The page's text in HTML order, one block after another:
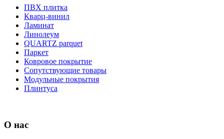
ПВХ плитка
Кварц-винил
Ламинат
Линолеум
QUARTZ parquet
Паркет
Ковровое покрытие
Сопутствующие товары
Модульные покрытия
Плинтуса
О нас